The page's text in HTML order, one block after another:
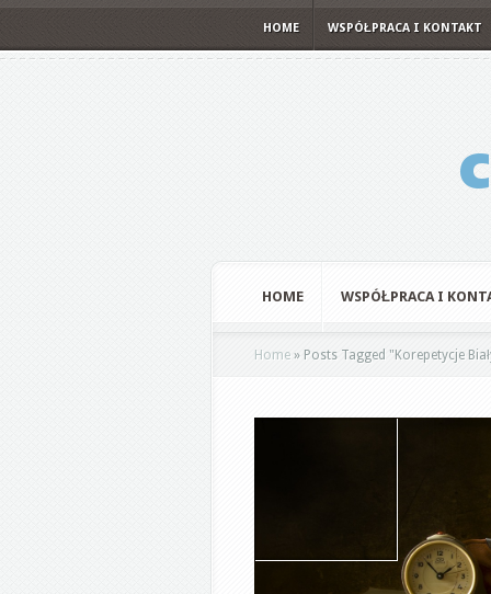
HOME WSPÓŁPRACA I KONTAKT
HOME WSPÓŁPRACA I
Home » Posts Tagged " Korepetycje